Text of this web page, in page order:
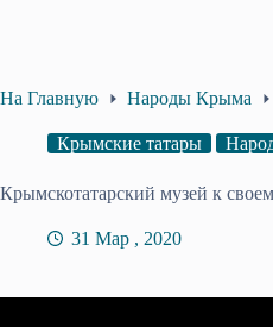
На Главную Народы Крыма
Крымские татары
Крымскотатарский музей к
31 Мар , 2020